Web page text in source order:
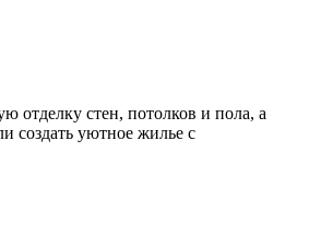
отделку стен, потолков и пола, а
создать уютное жилье с